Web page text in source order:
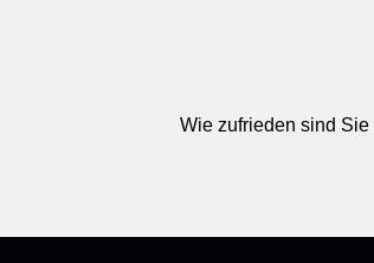
Wie zufrieden sind